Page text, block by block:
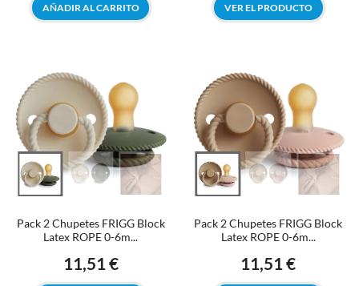
AÑADIR AL CARRITO VER EL PRODUCTO
Pack 2 Chupetes FRIGG Block
Latex ROPE 0-6m...
Precio
11,51 €
Pack 2 Chupetes FRIGG Block
Latex ROPE 0-6m...
Precio
11,51 €